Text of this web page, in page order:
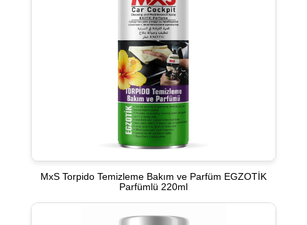
MxS Torpido Temizleme Bakım ve Parfüm EGZOTİK
Parfümlü 220ml